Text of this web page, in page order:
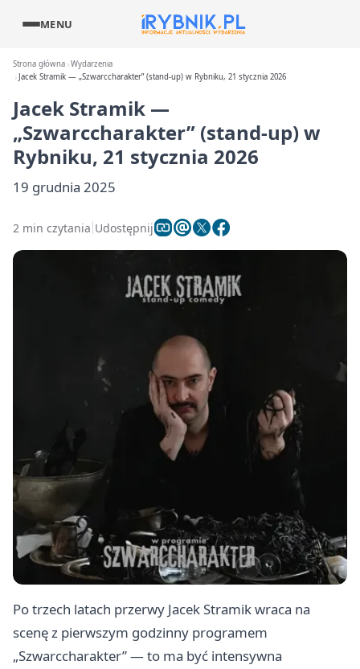
MENU
Strona główna Wydarzenia
Jacek Stramik — „Szwarccharakter” (stand-up) w Rybniku, 21 stycznia 2026
Jacek Stramik —
„Szwarccharakter” (stand-up) w
Rybniku, 21 stycznia 2026
19 grudnia 2025
2 min czytania Udostępnij
Po trzech latach przerwy Jacek Stramik wraca na
scenę z pierwszym godzinny programem
„Szwarccharakter” — to ma być intensywna